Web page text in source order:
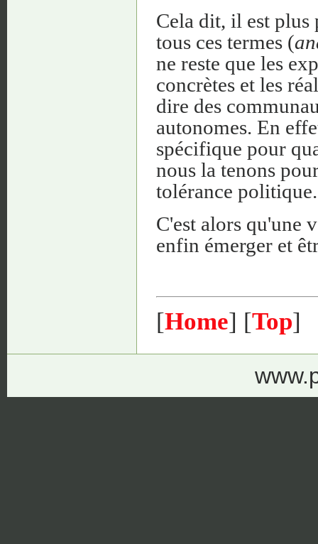
Cela dit, il est plus
tous ces termes (
ne reste que les
concrètes et les
dire des
autonomes. En
spécifique pour
nous la tenons
tolérance politique.
C'est alors qu'une
enfin émerger et
[Home] [Top]